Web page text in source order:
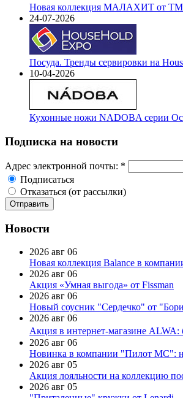
Новая коллекция МАЛАХИТ от ТМ
24-07-2026
Посуда. Тренды сервировки на
10-04-2026
Кухонные ножи NADOBA серии
Подписка на новости
Адрес электронной почты: *
Подписаться
Отказаться (от рассылки)
Новости
2026 авг 06
Новая коллекция Balance в
2026 авг 06
Акция «Умная выгода» от Fissman
2026 авг 06
Новый соусник "Сердечко" от
2026 авг 06
Акция в интернет-магазине ALWA:
2026 авг 06
Новинка в компании "Пилот МС":
2026 авг 05
Акция лояльности на коллекцию
2026 авг 05